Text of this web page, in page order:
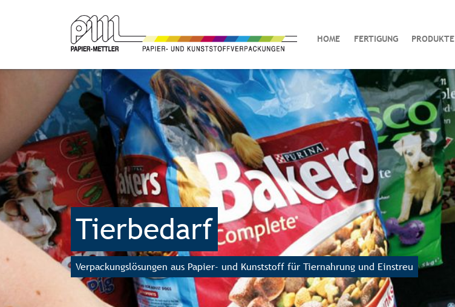
HOME FERTIGUNG PRODUKTE
Tierbedarf
Verpackungslösungen aus Papier- und Kunststoff für Tiernahrung und Einstreu